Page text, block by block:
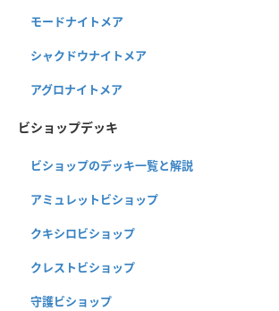
モードナイトメア
シャクドウナイトメア
アグロナイトメア
ビショップデッキ
ビショップのデッキ一覧と解説
アミュレットビショップ
クキシロビショップ
クレストビショップ
守護ビショップ